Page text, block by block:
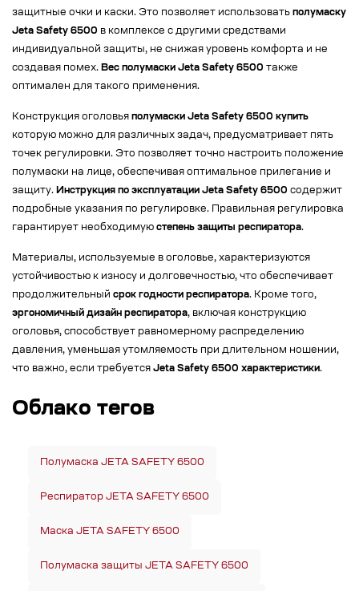
защитные очки и каски. Это позволяет использовать полумаску
Jeta Safety 6500 в комплексе с другими средствами
индивидуальной защиты, не снижая уровень комфорта и не
создавая помех. Вес полумаски Jeta Safety 6500 также
оптимален для такого применения.
Конструкция оголовья полумаски Jeta Safety 6500 купить
которую можно для различных задач, предусматривает пять
точек регулировки. Это позволяет точно настроить положение
полумаски на лице, обеспечивая оптимальное прилегание и
защиту. Инструкция по эксплуатации Jeta Safety 6500 содержит
подробные указания по регулировке. Правильная регулировка
гарантирует необходимую степень защиты респиратора.
Материалы, используемые в оголовье, характеризуются
устойчивостью к износу и долговечностью, что обеспечивает
продолжительный срок годности респиратора. Кроме того,
эргономичный дизайн респиратора, включая конструкцию
оголовья, способствует равномерному распределению
давления, уменьшая утомляемость при длительном ношении,
что важно, если требуется Jeta Safety 6500 характеристики.
Облако тегов
Полумаска JETA SAFETY 6500
Респиратор JETA SAFETY 6500
Маска JETA SAFETY 6500
Полумаска защиты JETA SAFETY 6500